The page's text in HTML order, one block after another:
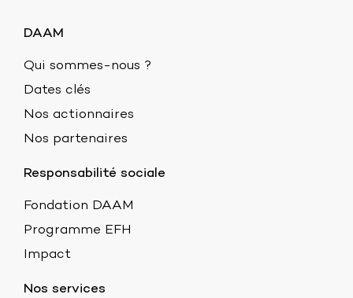
DAAM
Qui sommes-nous ?
Dates clés
Nos actionnaires
Nos partenaires
Responsabilité sociale
Fondation DAAM
Programme EFH
Impact
Nos services